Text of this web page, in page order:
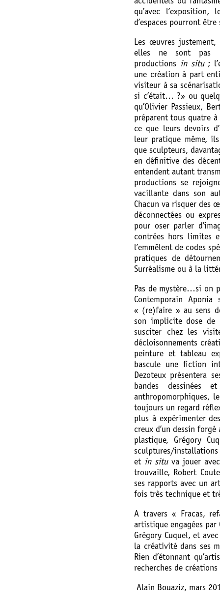
qu’avec
d’espaces pourront
Les œuvres justement,
elles ne sont pas
productions in situ;
une création à part
visiteur à sa
si c’était… ?» ou
qu’Olivier Passieux,
préparent tous quatre
ce que leurs devoirs
leur pratique même,
que sculpteurs,
en définitive des
entendent autant
productions se
vacillante dans son
Chacun va risquer des
déconnectées ou
pour oser parler
contrées hors limites
l’emmêlent de codes
pratiques de
Surréalisme ou à la
Pas de mystère…si on
Contemporain
« (re)faire » au sens
son implicite dose de
susciter chez les
décloisonnements
peinture et tableau
bascule une fiction
Dezoteux présentera
bandes dessinées
anthropomorphiques,
toujours un regard
plus à expérimenter
creux d’un dessin
plastique, Grégory
sculptures/
et in situ va jouer
trouvaille, Robert
ses rapports avec un
fois très technique et
A travers « Fracas,
artistique engagées par
Grégory Cuquel, et
la créativité dans ses
Rien d’étonnant
recherches de créations
Alain Bouaziz, mars